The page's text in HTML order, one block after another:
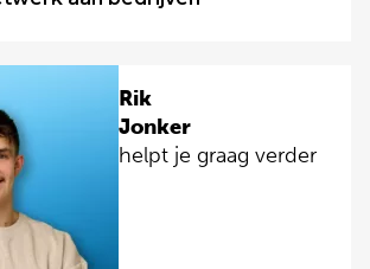
Rik
Jonker
helpt je graag verder